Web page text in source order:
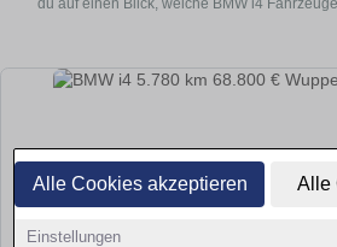
Alle Cookies akzeptieren Alle
Einstellungen